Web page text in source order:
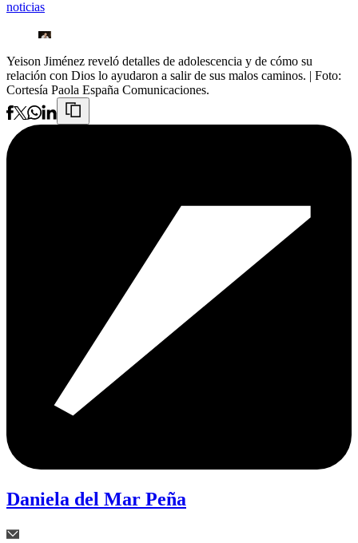
noticias
Yeison Jiménez reveló detalles de adolescencia y de cómo su
relación con Dios lo ayudaron a salir de sus malos caminos. | Foto:
Cortesía Paola España Comunicaciones.
Daniela del Mar Peña